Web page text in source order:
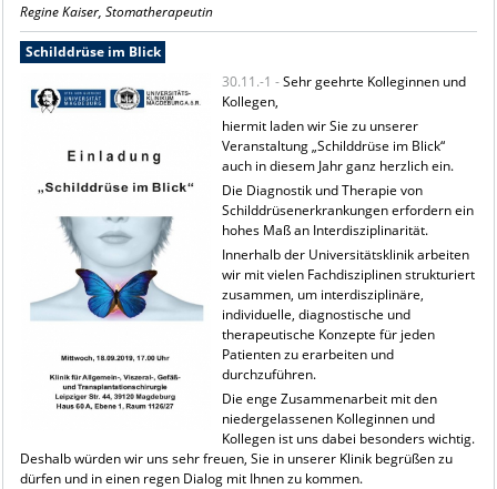
Regine Kaiser, Stomatherapeutin
Schilddrüse im Blick
30.11.-1 -Sehr geehrte Kolleginnen und
Kollegen,
hiermit laden wir Sie zu unserer
Veranstaltung „Schilddrüse im Blick“
auch in diesem Jahr ganz herzlich ein.
Die Diagnostik und Therapie von
Schilddrüsenerkrankungen erfordern ein
hohes Maß an Interdisziplinarität.
Innerhalb der Universitätsklinik arbeiten
wir mit vielen Fachdisziplinen strukturiert
zusammen, um interdisziplinäre,
individuelle, diagnostische und
therapeutische Konzepte für jeden
Patienten zu erarbeiten und
durchzuführen.
Die enge Zusammenarbeit mit den
niedergelassenen Kolleginnen und
Kollegen ist uns dabei besonders wichtig.
Deshalb würden wir uns sehr freuen, Sie in unserer Klinik begrüßen zu
dürfen und in einen regen Dialog mit Ihnen zu kommen.